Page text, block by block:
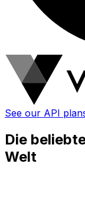
See our API
Die
Welt